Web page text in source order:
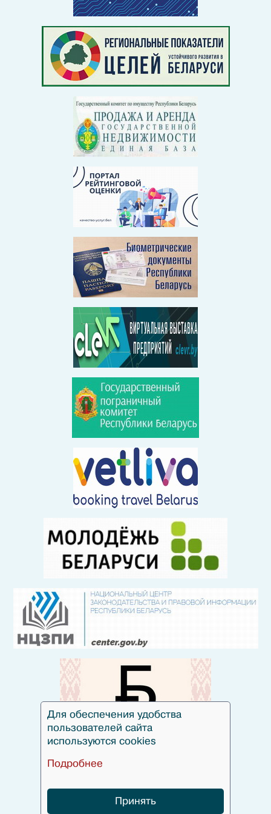
Для обеспечения удобства
пользователей сайта
используются cookies
Подробнее
Принять